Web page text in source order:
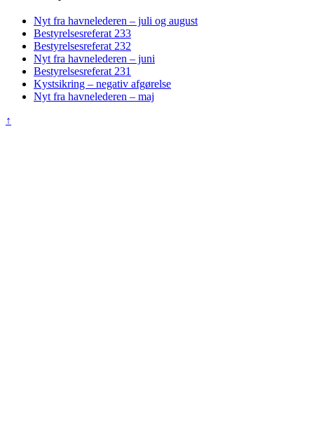
Nyt fra havnelederen – juli og august
Bestyrelsesreferat 233
Bestyrelsesreferat 232
Nyt fra havnelederen – juni
Bestyrelsesreferat 231
Kystsikring – negativ afgørelse
Nyt fra havnelederen – maj
↑